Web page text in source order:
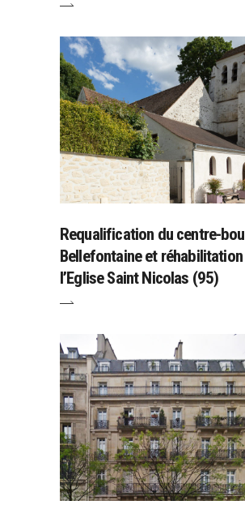
Requalification du centre-
Bellefontaine et
l’Eglise Saint Nicolas (95)